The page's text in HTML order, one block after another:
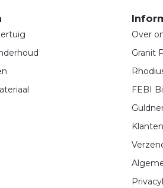
Over
Granit
FEBI